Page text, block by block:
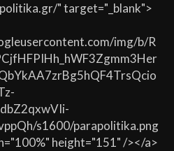
" target="_blank">
img/b/R
s1600/parapolitika.png
height="151" /></a>